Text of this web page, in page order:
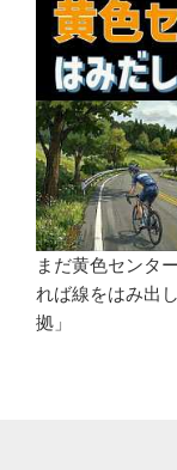
まだ黄色センタ
れば線をはみ出
拠」